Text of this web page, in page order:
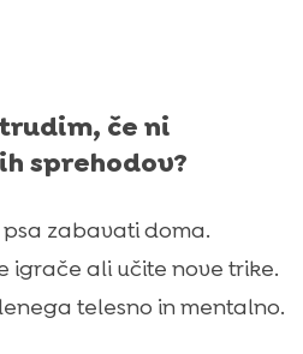
če ni
sprehodov?
zabavati doma.
igrače ali učite nove trike.
telesno in mentalno.